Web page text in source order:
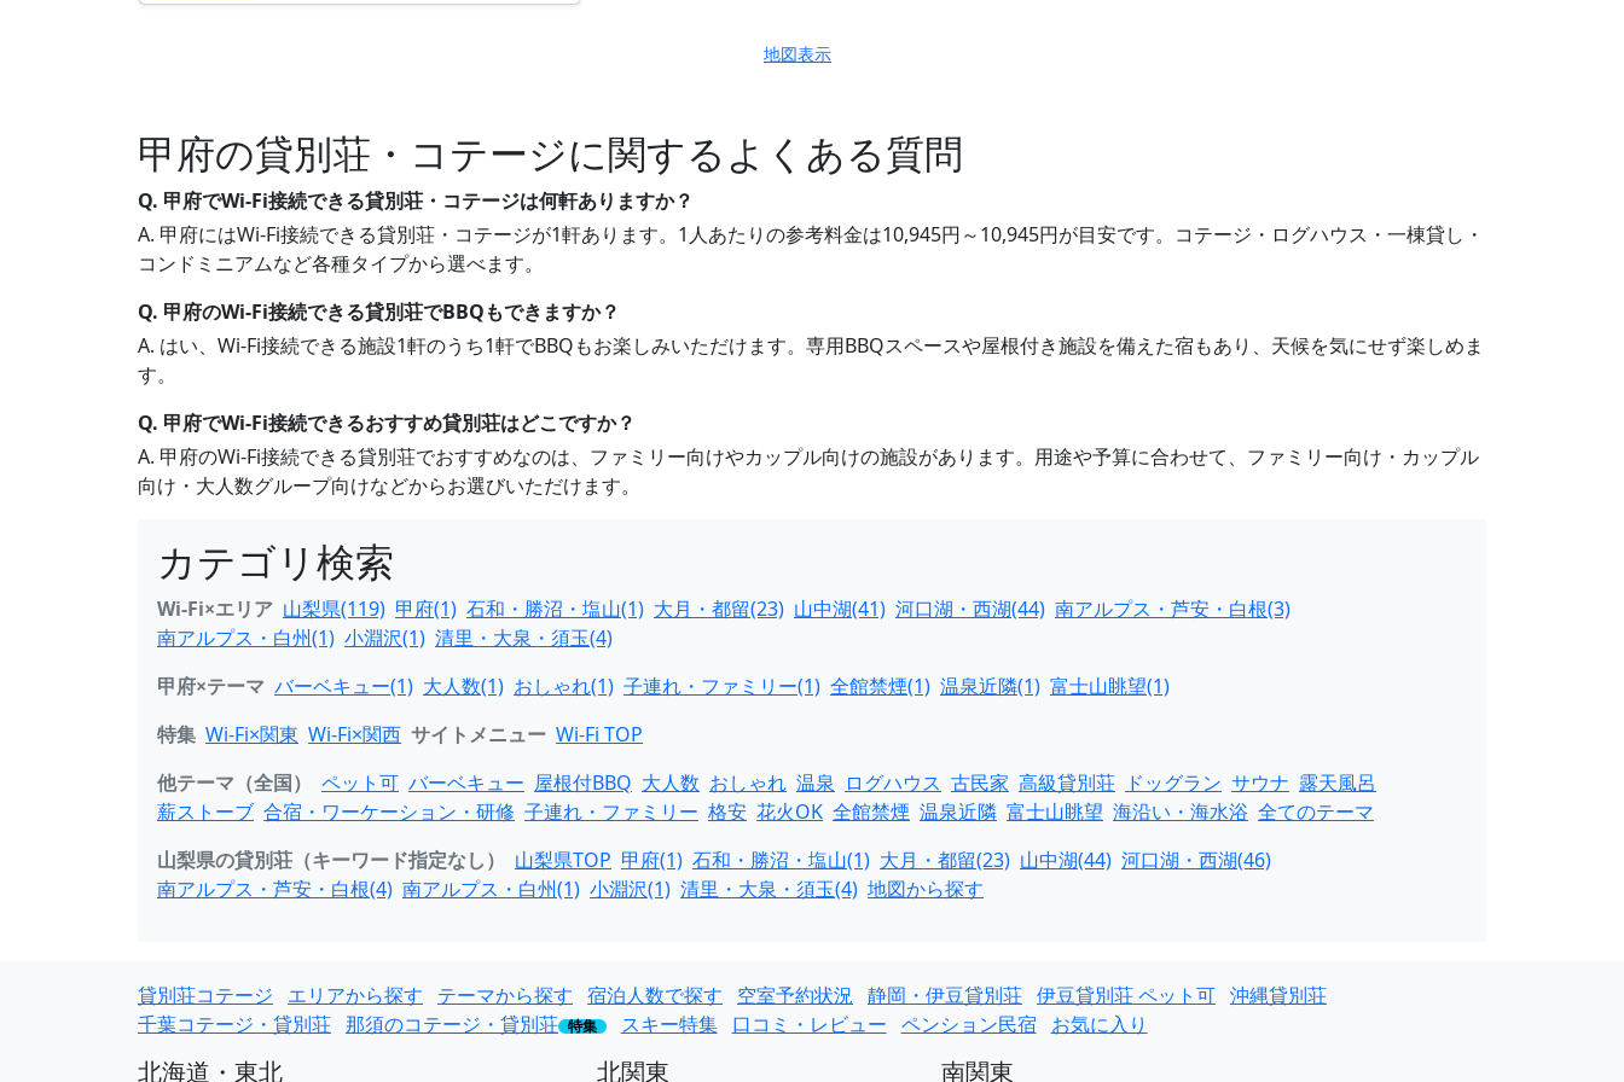
地図表示
甲府の貸別荘・コテージに関するよくある質問
Q. 甲府でWi-Fi接続できる貸別荘・コテージは何軒ありますか？
A. 甲府にはWi-Fi接続できる貸別荘・コテージが1軒あります。1人あたりの参考料金は10,945円～10,945円が目安です。コテージ・ログハウス・一棟貸し・
コンドミニアムなど各種タイプから選べます。
Q. 甲府のWi-Fi接続できる貸別荘でBBQもできますか？
A. はい、Wi-Fi接続できる施設1軒のうち1軒でBBQもお楽しみいただけます。専用BBQスペースや屋根付き施設を備えた宿もあり、天候を気にせず楽しめま
す。
Q. 甲府でWi-Fi接続できるおすすめ貸別荘はどこですか？
A. 甲府のWi-Fi接続できる貸別荘でおすすめなのは、ファミリー向けやカップル向けの施設があります。用途や予算に合わせて、ファミリー向け・カップル
向け・大人数グループ向けなどからお選びいただけます。
カテゴリ検索
Wi-Fi×エリア 山梨県(119) 甲府(1) 石和・勝沼・塩山(1) 大月・都留(23) 山中湖(41) 河口湖・西湖(44) 南アルプス・芦安・白根(3)
南アルプス・白州(1) 小淵沢(1) 清里・大泉・須玉(4)
甲府×テーマ バーベキュー(1) 大人数(1) おしゃれ(1) 子連れ・ファミリー(1) 全館禁煙(1) 温泉近隣(1) 富士山眺望(1)
特集 Wi-Fi×関東 Wi-Fi×関西 サイトメニュー Wi-Fi TOP
他テーマ（全国）
ペット可 バーベキュー 屋根付BBQ 大人数 おしゃれ 温泉 ログハウス 古民家 高級貸別荘 ドッグラン サウナ 露天風呂
薪ストーブ 合宿・ワーケーション・研修 子連れ・ファミリー 格安 花火OK 全館禁煙 温泉近隣 富士山眺望 海沿い・海水浴 全てのテーマ
山梨県の貸別荘（キーワード指定なし）
山梨県TOP 甲府(1) 石和・勝沼・塩山(1) 大月・都留(23) 山中湖(44) 河口湖・西湖(46)
南アルプス・芦安・白根(4) 南アルプス・白州(1) 小淵沢(1) 清里・大泉・須玉(4) 地図から探す
貸別荘コテージ エリアから探す テーマから探す 宿泊人数で探す 空室予約状況 静岡・伊豆貸別荘 伊豆貸別荘 ペット可 沖縄貸別荘
千葉コテージ・貸別荘 那須のコテージ・貸別荘 特集 スキー特集 口コミ・レビュー ペンション民宿 お気に入り
北海道・東北 北関東 南関東